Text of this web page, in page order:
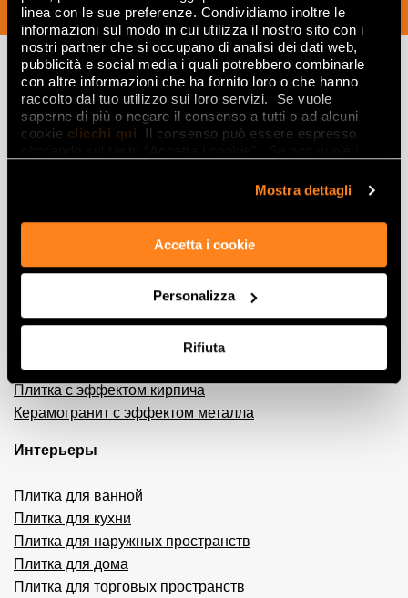
linea con le sue preferenze. Condividiamo inoltre le
informazioni sul modo in cui utilizza il nostro sito con i
nostri partner che si occupano di analisi dei dati web,
pubblicità e social media i quali potrebbero combinarle
con altre informazioni che ha fornito loro o che hanno
raccolto dal tuo utilizzo sui loro servizi. Se vuole
saperne di più o negare il consenso a tutti o ad alcuni
cookie clicchi qui. Il consenso può essere espresso
Mostra dettagli
Accetta i cookie
Personalizza
Rifiuta
ПОДПИСАТЬСЯ СЕЙЧАС
Вдохновляйтесь
интерьерами и
Керамогранит с эффектом мрамора
Керамогранит с эффектом дерева
Керамогранит с эффектом камня
Керамогранит с эффектом смолы и цемента
Декоративная плитка
Плитка с эффектом кирпича
Керамогранит с эффектом металла
Интерьеры
Плитка для ванной
Плитка для кухни
Плитка для наружных пространств
Плитка для дома
Плитка для торговых пространств